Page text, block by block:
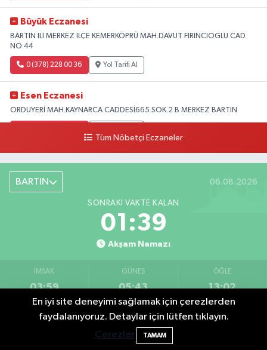
Büyük Eczanesi
BARTIN ILI MERKEZ ILÇE KEMERKÖPRÜ MAH.DAVUT FIRINCIOGLU CAD.
NO:44
0 (378) 228 00 36 Yol Tarifi Al
Esen Eczanesi
ORDUYERİ MAH.KAYNARCA CADDESİ665.SOK.2 B MERKEZ BARTIN
Şiremirçavuş Mahallesi, Kırıkçı Zeliha Ana Sokak No:20 8 Merkez Bartın
0 (378) 227 85 45
Tüm Nöbetçi Eczaneler
BARTIN 06.08.2026
SONRAKI VAKTE KALAN
01:38
Akşam Namazı
İMSAK
03:59
GÜNEŞ
05:43
ÖĞLE
13:02
AKŞAM
20:11
En iyi site deneyimi sağlamak için çerezlerden
faydalanıyoruz. Detaylar için lütfen tıklayın.
Çerezler
TAMAM
10:43 Bartın Sahillerinde 2 Ayda 271 Kişi
Ölümden Döndü